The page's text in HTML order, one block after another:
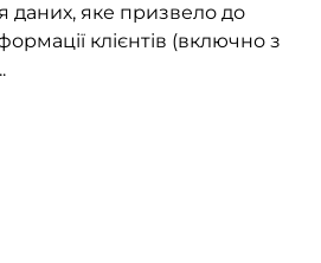
яке призвело до
клієнтів (включно з